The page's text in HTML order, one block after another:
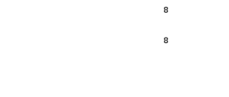
8
8